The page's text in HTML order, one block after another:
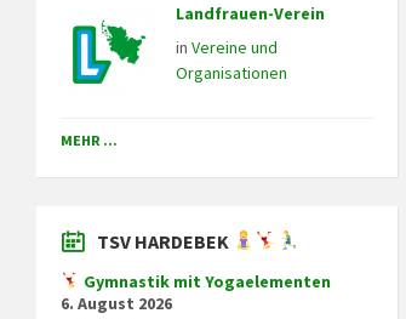
Landfrauen-Verein
in Vereine und
Organisationen
MEHR ...
TSV HARDEBEK
Gymnastik mit Yogaelementen
6. August 2026